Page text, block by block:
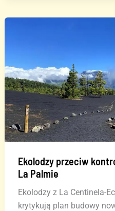
gdzie
na
Wyspach
Kanaryjskich?
Ekolodzy przeciw
La Palmie
Ekolodzy z La Centinela-
krytykują plan budowy